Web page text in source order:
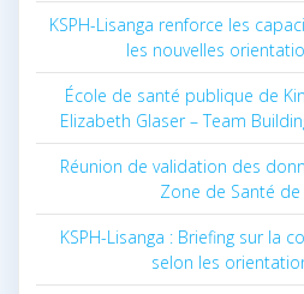
KSPH-Lisanga renforce les
les nouvelles
École de santé publique de
Elizabeth Glaser – Team
Réunion de validation des
Zone de Santé de
KSPH-Lisanga : Briefing sur la
selon les